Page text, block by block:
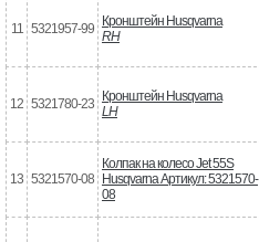
11 5321957-99 Кронштейн Husqvarna
RH
12 5321780-23 Кронштейн Husqvarna
LH
13 5321570-08
Колпак на колесо Jet 55S
Husqvarna Артикул: 5321570-
08